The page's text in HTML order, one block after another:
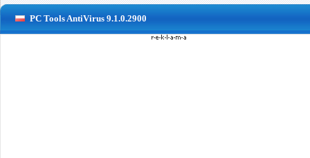
PC Tools AntiVirus 9.1.0.2900